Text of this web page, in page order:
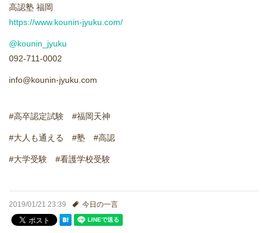
プライバシーポリシー
お問い合わせ
高認塾ブログ
進学実績
高認塾 福岡
https://www.kounin-jyuku.com/
@kounin_jyuku
092-711-0002
info@kounin-jyuku.com
#高卒認定試験 #福岡天神
#大人も通える #塾 #高認
#大学受験 #看護学校受験
2019/01/21 23:39 今日の一言